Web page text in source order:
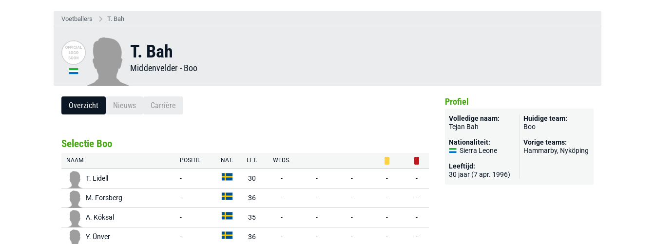
Voetballers T. Bah
T. Bah
Middenvelder - Boo
Overzicht Nieuws Carrière
Selectie Boo
NAAM POSITIE NAT. LFT. WEDS.
T. Lidell - 30 - - - - -
M. Forsberg - 36 - - - - -
A. Köksal - 35 - - - - -
Y. Ünver - 36 - - - - -
Profiel
Volledige naam:
Tejan Bah
Nationaliteit:
Sierra Leone
Leeftijd:
30 jaar (7 apr. 1996)
Huidige team:
Boo
Vorige teams:
Hammarby, Nyköping